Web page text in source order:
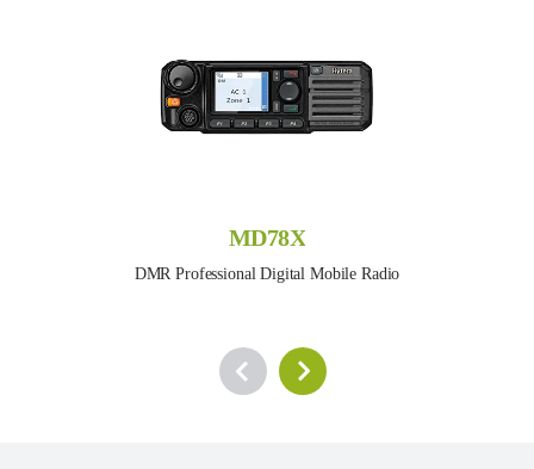
MD78X
DMR Professional Digital Mobile Radio